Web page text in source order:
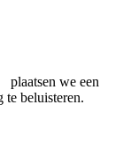
plaatsen we een
te beluisteren.